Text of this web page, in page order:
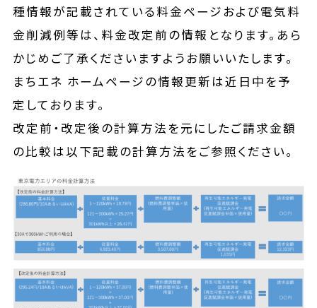
種情報が記載されている料金ページおよび電気料
金削減例等は、料金改定前の情報となります。あら
かじめご了承くださいますようお願いいたします。
まちエネ ホームページの情報更新は近日中を予
定しております。
改定前・改定後の計算方法を元にしたご請求金額
の比較は以下記載の計算方法をご参照ください。